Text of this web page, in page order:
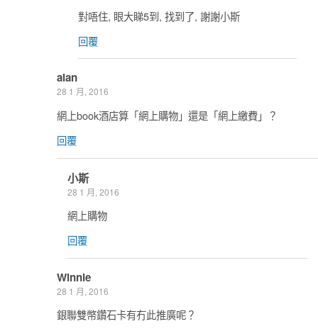
對唔住, 眼大睇5到, 找到了, 謝謝小斯
回覆
alan
28 1 月, 2016
網上book酒店算「網上購物」還是「網上繳費」？
回覆
小斯
28 1 月, 2016
網上購物
回覆
Winnie
28 1 月, 2016
銀聯雙幣鑽石卡有冇此推廣呢？